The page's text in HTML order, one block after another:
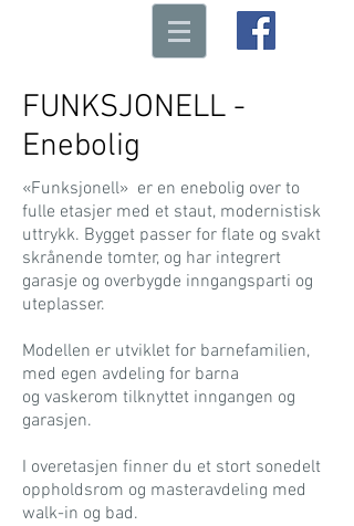
FUNKSJONELL -
Enebolig
«Funksjonell» er en enebolig over to
fulle etasjer med et staut, modernistisk
uttrykk. Bygget passer for flate og svakt
skrånende tomter, og har integrert
garasje og overbygde inngangsparti og
uteplasser.
Modellen er utviklet for barnefamilien,
med egen avdeling for barna
og vaskerom tilknyttet inngangen og
garasjen.
I overetasjen finner du et stort sonedelt
oppholdsrom og masteravdeling med
walk-in og bad.